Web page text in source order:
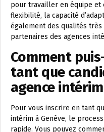
pour travailler en équipe et
flexibilité, la capacité
également des qualités
partenaires des agences
Comment
tant que
agence
Pour vous inscrire en tant
intérim à Genève, le
rapide. Vous pouvez